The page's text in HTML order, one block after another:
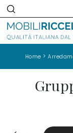
Home >